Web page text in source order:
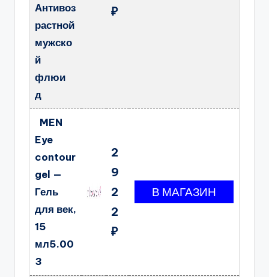
Антивоз
растной
мужско
й
флюи
д
₽
MEN
Eye
contour
gel —
Гель
для век,
15
мл5.00
3
2
9
2
2
₽